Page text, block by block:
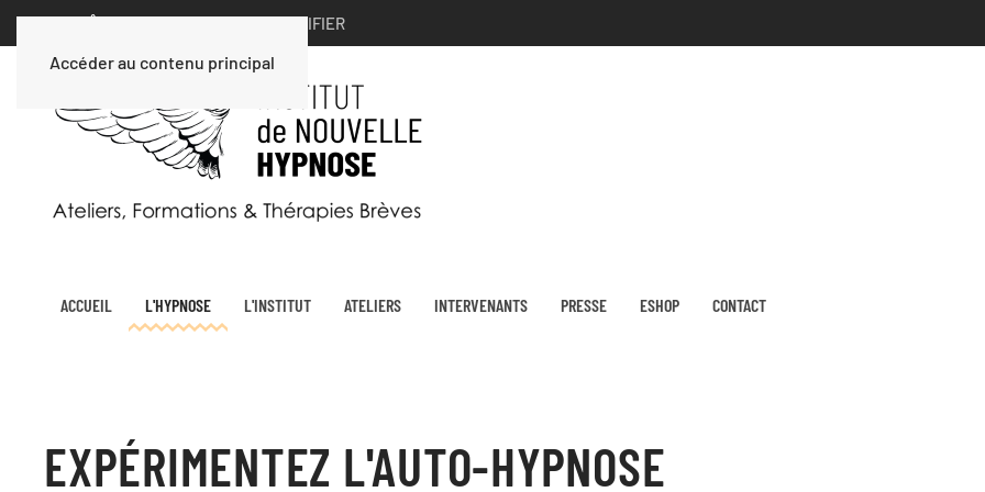
Accéder au contenu principal
VOUS ÊTES UN PARTICULIER ∣MODIFIER
ACCUEIL L'HYPNOSE L'INSTITUT ATELIERS INTERVENANTS PRESSE ESHOP CONTACT
EXPÉRIMENTEZ L'AUTO-HYPNOSE